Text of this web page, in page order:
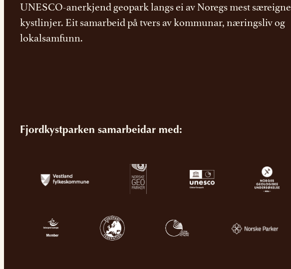
UNESCO-anerkjend geopark langs ei av Noregs mest særeigne
kystlinjer. Eit samarbeid på tvers av kommunar, næringsliv og
lokalsamfunn.
Fjordkystparken samarbeidar med: